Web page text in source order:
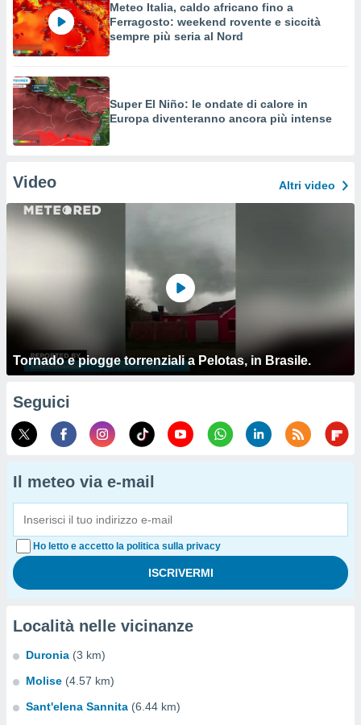
Meteo Italia, caldo africano fino a
Ferragosto: weekend rovente e siccità
sempre più seria al Nord
Super El Niño: le ondate di calore in
Europa diventeranno ancora più intense
Video Altri video
Tornado e piogge torrenziali a Pelotas, in Brasile.
Seguici
Il meteo via e-mail
Ho letto e accetto la politica sulla privacy
Località nelle vicinanze
Duronia (3 km)
Molise (4.57 km)
Sant'elena Sannita (6.44 km)